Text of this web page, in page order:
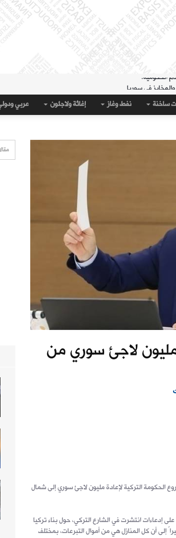
في سوريا
20 آب
ساخنة نفط وغاز إغاثة ولاجئون عربي
لاجئ سوري من
الحكومة التركية لإعادة مليون لاجئ سوري إلى شمال
إدعاءات انتشرت في الشارع التركي، حول بناء تركيا
أن كل المنازل هي من أموال التبرعات، بمختلف